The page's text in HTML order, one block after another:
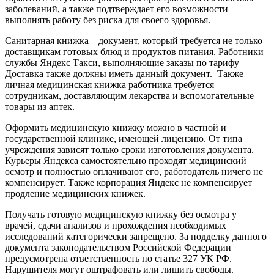
заболеваний, а также подтверждает его возможности
выполнять работу без риска для своего здоровья.
Санитарная книжка – документ, который требуется не только
доставщикам готовых блюд и продуктов питания. Работники
службы Яндекс Такси, выполняющие заказы по тарифу
Доставка также должны иметь данный документ. Также
личная медицинская книжка работника требуется
сотрудникам, доставляющим лекарства и вспомогательные
товары из аптек.
Оформить медицинскую книжку можно в частной и
государственной клинике, имеющей лицензию. От типа
учреждения зависят только сроки изготовления документа.
Курьеры Яндекса самостоятельно проходят медицинский
осмотр и полностью оплачивают его, работодатель ничего не
компенсирует. Также корпорация Яндекс не компенсирует
продление медицинских книжек.
Получать готовую медицинскую книжку без осмотра у
врачей, сдачи анализов и прохождения необходимых
исследований категорически запрещено. За подделку данного
документа законодательством Российской Федерации
предусмотрена ответственность по статье 327 УК РФ.
Нарушителя могут оштрафовать или лишить свободы.